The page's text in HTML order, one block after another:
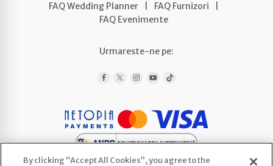
FAQ Wedding Planner FAQ Furnizori
FAQ Evenimente
Urmareste-ne pe:
By clicking “Accept All Cookies”, you agree to the